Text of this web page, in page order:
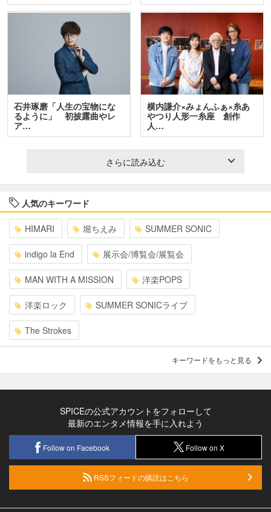
石井琢磨「人生の宝物にな
るように」 初披露曲やレ
ア…
横内謙介×みょんふぁ×糸あ
やつり人形一糸座 創作
人…
さらに読み込む
人気のキーワード
HIMARI 堀ちえみ SUMMER SONIC
indigo la End 展示会/博覧会/展覧会
MAN WITH A MISSION 洋楽POPS
洋楽ロック SUMMER SONICライブ
The Strokes
キーワードをもっと見る
SPICEの公式アカウントをフォローして
最新のエンタメ情報を手に入れよう
Follow on Facebook Follow on X
RSSフィードの購読はこちら